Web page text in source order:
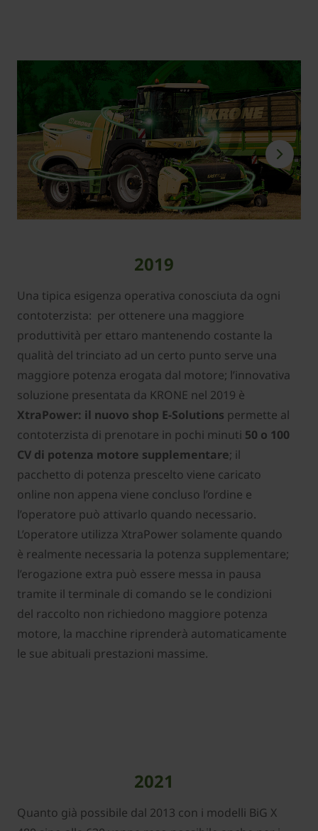
2019
Una tipica esigenza operativa conosciuta da ogni
contoterzista: per ottenere una maggiore
produttività per ettaro mantenendo costante la
qualità del trinciato ad un certo punto serve una
maggiore potenza erogata dal motore; l’innovativa
soluzione presentata da KRONE nel 2019 è
XtraPower: il nuovo shop E-Solutions permette al
contoterzista di prenotare in pochi minuti 50 o 100
CV di potenza motore supplementare; il
pacchetto di potenza prescelto viene caricato
online non appena viene concluso l’ordine e
l’operatore può attivarlo quando necessario.
L’operatore utilizza XtraPower solamente quando
è realmente necessaria la potenza supplementare;
l’erogazione extra può essere messa in pausa
tramite il terminale di comando se le condizioni
del raccolto non richiedono maggiore potenza
motore, la macchine riprenderà automaticamente
le sue abituali prestazioni massime.
2021
Quanto già possibile dal 2013 con i modelli BiG X